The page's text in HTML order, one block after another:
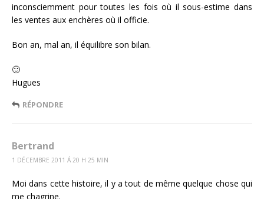
inconsciemment pour toutes les fois où il sous-estime dans
les ventes aux enchères où il officie.
Bon an, mal an, il équilibre son bilan.
🙂
Hugues
RÉPONDRE
Bertrand
1 DÉCEMBRE 2011 Á 20 H 25 MIN
Moi dans cette histoire, il y a tout de même quelque chose qui
me chagrine.